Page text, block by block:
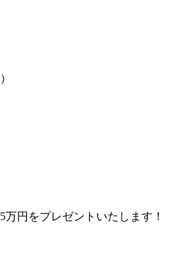
円をプレゼントいたします！